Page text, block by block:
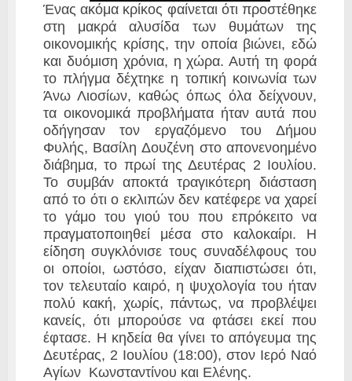
Ένας ακόμα κρίκος φαίνεται ότι προστέθηκε
στη μακρά αλυσίδα των θυμάτων της
οικονομικής κρίσης, την οποία βιώνει, εδώ
και δυόμιση χρόνια, η χώρα. Αυτή τη φορά
το πλήγμα δέχτηκε η τοπική κοινωνία των
Άνω Λιοσίων, καθώς όπως όλα δείχνουν,
τα οικονομικά προβλήματα ήταν αυτά που
οδήγησαν τον εργαζόμενο του Δήμου
Φυλής, Βασίλη Δουζένη στο απονενοημένο
διάβημα, το πρωί της Δευτέρας 2 Ιουλίου.
Το συμβάν αποκτά τραγικότερη διάσταση
από το ότι ο εκλιπών δεν κατέφερε να χαρεί
το γάμο του γιού του που επρόκειτο να
πραγματοποιηθεί μέσα στο καλοκαίρι. Η
είδηση συγκλόνισε τους συναδέλφους του
οι οποίοι, ωστόσο, είχαν διαπιστώσει ότι,
τον τελευταίο καιρό, η ψυχολογία του ήταν
πολύ κακή, χωρίς, πάντως, να προβλέψει
κανείς, ότι μπορούσε να φτάσει εκεί που
έφτασε. Η κηδεία θα γίνει το απόγευμα της
Δευτέρας, 2 Ιουλίου (18:00), στον Ιερό Ναό
Αγίων Κωνσταντίνου και Ελένης.